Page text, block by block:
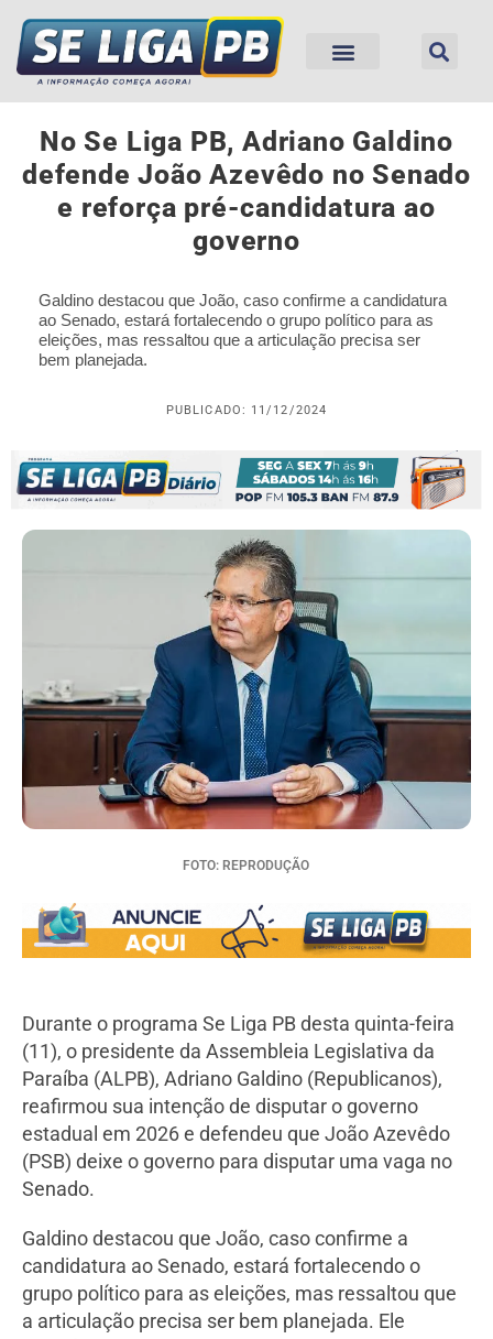
No Se Liga PB, Adriano Galdino
defende João Azevêdo no Senado
e reforça pré-candidatura ao
governo
Galdino destacou que João, caso confirme a candidatura
ao Senado, estará fortalecendo o grupo político para as
eleições, mas ressaltou que a articulação precisa ser
bem planejada.
PUBLICADO: 11/12/2024
FOTO: REPRODUÇÃO
Durante o programa Se Liga PB desta quinta-feira
(11), o presidente da Assembleia Legislativa da
Paraíba (ALPB), Adriano Galdino (Republicanos),
reafirmou sua intenção de disputar o governo
estadual em 2026 e defendeu que João Azevêdo
(PSB) deixe o governo para disputar uma vaga no
Senado.
Galdino destacou que João, caso confirme a
candidatura ao Senado, estará fortalecendo o
grupo político para as eleições, mas ressaltou que
a articulação precisa ser bem planejada. Ele